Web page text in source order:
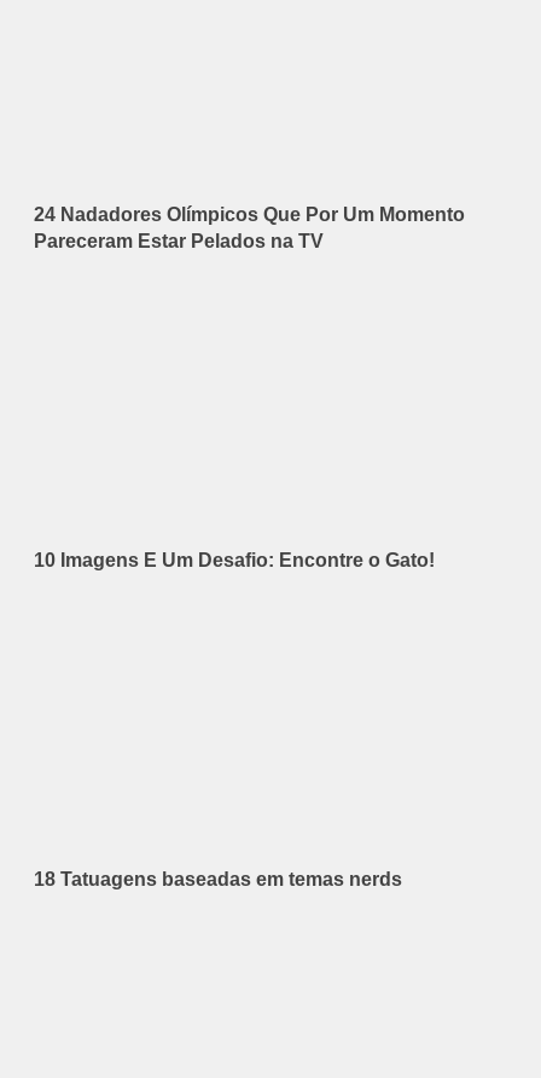
24 Nadadores Olímpicos Que Por Um Momento
Pareceram Estar Pelados na TV
10 Imagens E Um Desafio: Encontre o Gato!
18 Tatuagens baseadas em temas nerds